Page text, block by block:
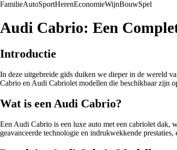
FamilieAutoSportHerenEconomieWijnBouwSpel
Audi Cabrio: Een
Introductie
In deze uitgebreide gids duiken we dieper in de wereld
Cabrio en Audi Cabriolet modellen die beschikbaar zijn
Wat is een Audi Cabrio?
Een Audi Cabrio is een luxe auto met een cabriolet dak,
geavanceerde technologie en indrukwekkende